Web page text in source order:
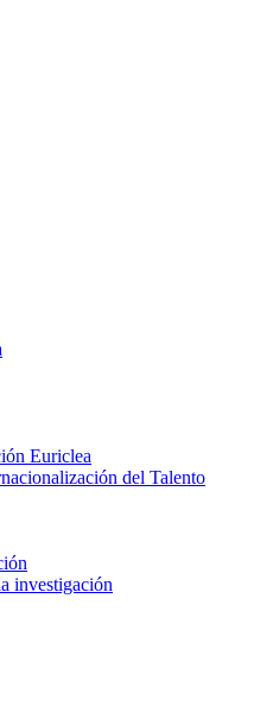
Euriclea
del Talento
investigación